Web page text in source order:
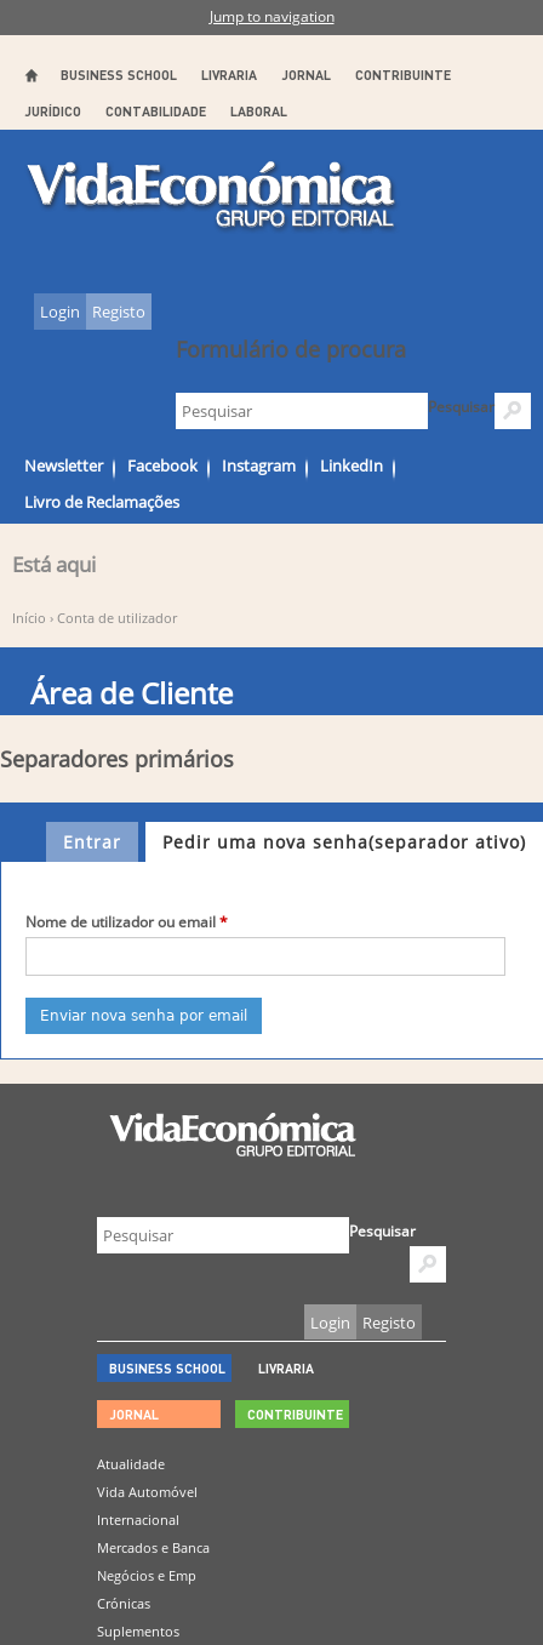
Jump to navigation
BUSINESS SCHOOL LIVRARIA JORNAL CONTRIBUINTE
JURÍDICO CONTABILIDADE LABORAL
Formulário de procura
Pesquisar
Login Registo
Newsletter Facebook Instagram
LinkedIn
Livro de Reclamações
Está aqui
Início › Conta de utilizador
Área de Cliente
Separadores primários
Entrar Pedir uma nova senha(separador ativo)
Nome de utilizador ou email*
Pesquisar
Login Registo
BUSINESS SCHOOL LIVRARIA
JORNAL
Atualidade
Vida Automóvel
Internacional
Mercados e Banca
Negócios e Emp
Crónicas
Suplementos
CONTRIBUINTE